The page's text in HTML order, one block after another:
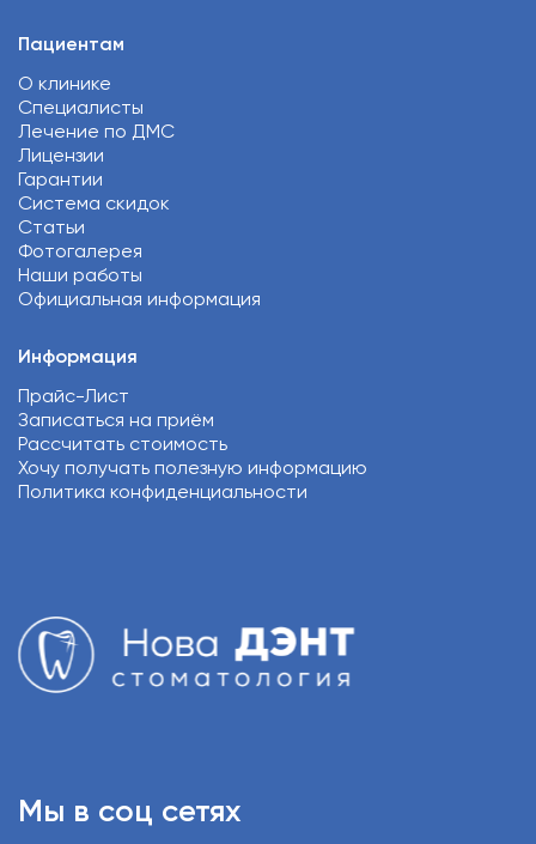
Пациентам
О клинике
Специалисты
Лечение по ДМС
Лицензии
Гарантии
Система скидок
Статьи
Фотогалерея
Наши работы
Официальная информация
Информация
Прайс-Лист
Записаться на приём
Рассчитать стоимость
Хочу получать полезную информацию
Политика конфиденциальности
Мы в соц сетях